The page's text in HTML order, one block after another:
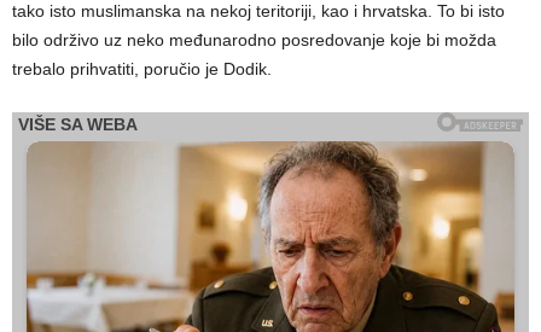
tako isto muslimanska na nekoj teritoriji, kao i hrvatska. To bi isto
bilo održivo uz neko međunarodno posredovanje koje bi možda
trebalo prihvatiti, poručio je Dodik.